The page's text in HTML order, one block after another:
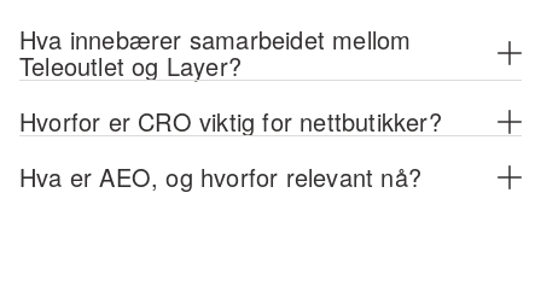
Hva innebærer samarbeidet mellom
Teleoutlet og Layer?
Hvorfor er CRO viktig for nettbutikker?
Hva er AEO, og hvorfor relevant nå?